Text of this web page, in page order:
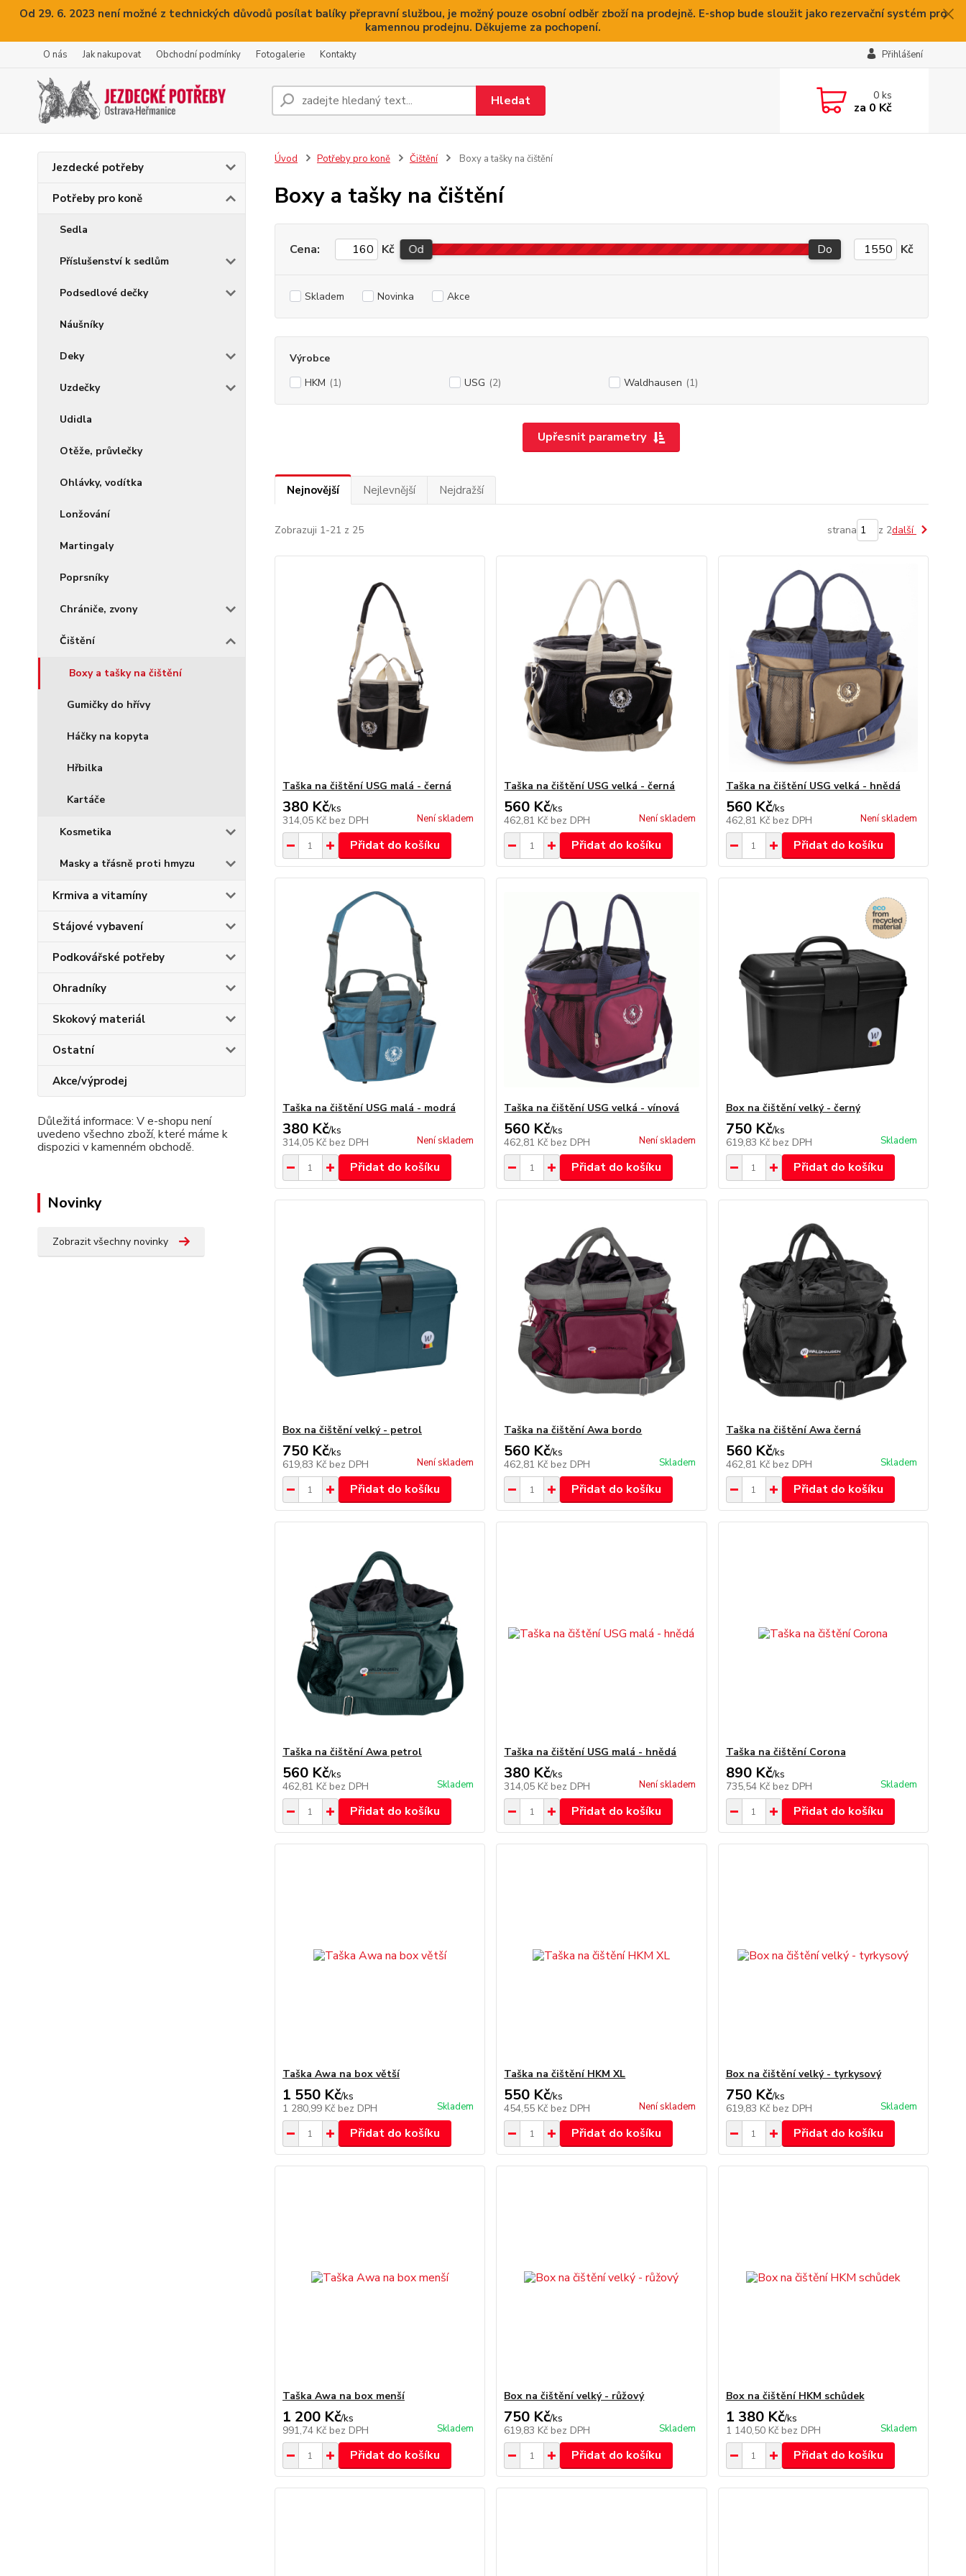
Od 29. 6. 2023 není možné z technických důvodů posílat balíky přepravní službou, je možný pouze osobní odběr zboží na prodejně. E-shop bude sloužit jako rezervační systém pro
kamennou prodejnu. Děkujeme za pochopení.
O nás Jak nakupovat Obchodní podmínky Fotogalerie Kontakty Přihlášení
Hledat 0ks
za 0 Kč
Jezdecké potřeby
Potřeby pro koně
Sedla
Příslušenství k sedlům
Podsedlové dečky
Náušníky
Deky
Uzdečky
Udidla
Otěže, průvlečky
Ohlávky, vodítka
Lonžování
Martingaly
Poprsníky
Chrániče, zvony
Čištění
Boxy a tašky na čištění
Gumičky do hřívy
Háčky na kopyta
Hřbilka
Kartáče
Kosmetika
Masky a třásně proti hmyzu
Krmiva a vitamíny
Stájové vybavení
Podkovářské potřeby
Ohradníky
Skokový materiál
Ostatní
Akce/výprodej
Důležitá informace: V e-shopu není
uvedeno všechno zboží, které máme k
dispozici v kamenném obchodě.
Novinky
Zobrazit všechny novinky
Úvod Potřeby pro koně Čištění Boxy a tašky na čištění
Boxy a tašky na čištění
Upřesnit parametry
Cena: Kč Od Do Kč
Skladem Novinka Akce
Výrobce
HKM (1) USG (2) Waldhausen (1)
Nejnovější Nejlevnější Nejdražší
Zobrazuji 1-21 z 25 strana z 2další
Taška na čištění USG malá - černá
380 Kč/ks
314,05 Kč bez DPH Není skladem
Přidat do košíku
Taška na čištění USG velká - černá
560 Kč/ks
462,81 Kč bez DPH Není skladem
Přidat do košíku
Taška na čištění USG velká - hnědá
560 Kč/ks
462,81 Kč bez DPH Není skladem
Přidat do košíku
Taška na čištění USG malá - modrá
380 Kč/ks
314,05 Kč bez DPH Není skladem
Přidat do košíku
Taška na čištění USG velká - vínová
560 Kč/ks
462,81 Kč bez DPH Není skladem
Přidat do košíku
Box na čištění velký - černý
750 Kč/ks
619,83 Kč bez DPH Skladem
Přidat do košíku
Box na čištění velký - petrol
750 Kč/ks
619,83 Kč bez DPH Není skladem
Přidat do košíku
Taška na čištění Awa bordo
560 Kč/ks
462,81 Kč bez DPH Skladem
Přidat do košíku
Taška na čištění Awa černá
560 Kč/ks
462,81 Kč bez DPH Skladem
Přidat do košíku
Taška na čištění Awa petrol
560 Kč/ks
462,81 Kč bez DPH Skladem
Přidat do košíku
Taška na čištění USG malá - hnědá
380 Kč/ks
314,05 Kč bez DPH Není skladem
Přidat do košíku
Taška na čištění Corona
890 Kč/ks
735,54 Kč bez DPH Skladem
Přidat do košíku
Taška Awa na box větší
1 550 Kč/ks
1 280,99 Kč bez DPH Skladem
Přidat do košíku
Taška na čištění HKM XL
550 Kč/ks
454,55 Kč bez DPH Není skladem
Přidat do košíku
Box na čištění velký - tyrkysový
750 Kč/ks
619,83 Kč bez DPH Skladem
Přidat do košíku
Taška Awa na box menší
1 200 Kč/ks
991,74 Kč bez DPH Skladem
Přidat do košíku
Box na čištění velký - růžový
750 Kč/ks
619,83 Kč bez DPH Skladem
Přidat do košíku
Box na čištění HKM schůdek
1 380 Kč/ks
1 140,50 Kč bez DPH Skladem
Přidat do košíku